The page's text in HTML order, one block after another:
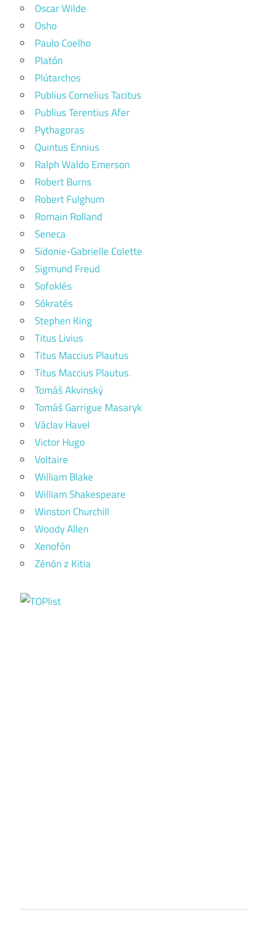
Oscar Wilde
Osho
Paulo Coelho
Platón
Plútarchos
Publius Cornelius Tacitus
Publius Terentius Afer
Pythagoras
Quintus Ennius
Ralph Waldo Emerson
Robert Burns
Robert Fulghum
Romain Rolland
Seneca
Sidonie-Gabrielle Colette
Sigmund Freud
Sofoklés
Sókratés
Stephen King
Titus Livius
Titus Maccius Plautus
Titus Maccius Plautus.
Tomáš Akvinský
Tomáš Garrigue Masaryk
Václav Havel
Victor Hugo
Voltaire
William Blake
William Shakespeare
Winston Churchill
Woody Allen
Xenofón
Zénón z Kitia